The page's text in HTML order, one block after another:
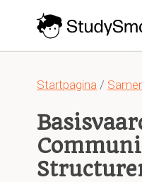
Startpagina /